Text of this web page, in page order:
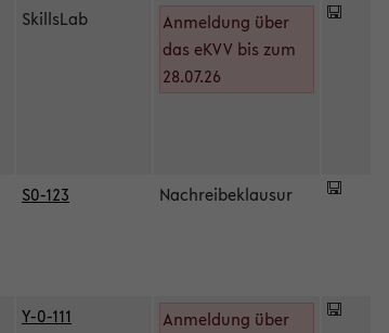
SkillsLab
Anmeldung über
das eKVV bis zum
28.07.26
S0-123 Nachreibeklausur
Y-0-111
Anmeldung über